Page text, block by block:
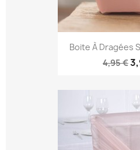
Boite À Dragées
4,95 €